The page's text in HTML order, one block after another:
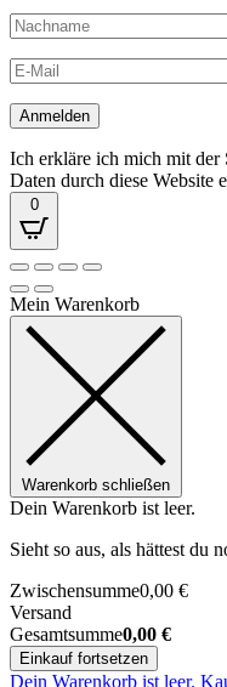
Ich erkläre ich mich mit der
Daten durch diese Website
0
Mein Warenkorb
Warenkorb schließen
Dein Warenkorb ist leer.
Sieht so aus, als hättest du
Zwischensumme0,00 €
Versand
Gesamtsumme0,00 €
Einkauf fortsetzen
Dein Warenkorb ist leer.